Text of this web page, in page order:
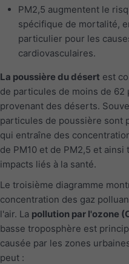
PM2,5 augmentent le
spécifique de mortalité,
particulier pour les
cardiovasculaires.
La poussière du désert est
de particules de moins de 62
provenant des déserts.
particules de poussière sont
qui entraîne des
de PM10 et de PM2,5 et ainsi
impacts liés à la santé.
Le troisième diagramme
concentration des gaz
l'air. La pollution par l'ozone
basse troposphère est
causée par les zones
peut :